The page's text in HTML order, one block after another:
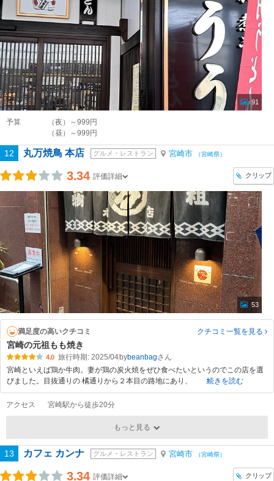
91
予算
（夜）～999円
（昼）～999円
12 丸万焼鳥 本店 グルメ・レストラン 宮崎市 （宮崎県）
3.34 評価詳細 クリップ
53
満足度の高いクチコミ クチコミ一覧を見る
宮崎の元祖もも焼き
4.0 旅行時期: 2025/04bybeanbag
宮崎といえば鶏か牛肉。妻が鶏の炭火焼をぜひ食べたいというのでこの店を選
びました。目抜通りの 橘通りから２本目の路地にあり、
続きを読む
アクセス 宮崎駅から徒歩20分
もっと見る
13 カフェ カンナ グルメ・レストラン 宮崎市 （宮崎県）
3.34 評価詳細 クリップ